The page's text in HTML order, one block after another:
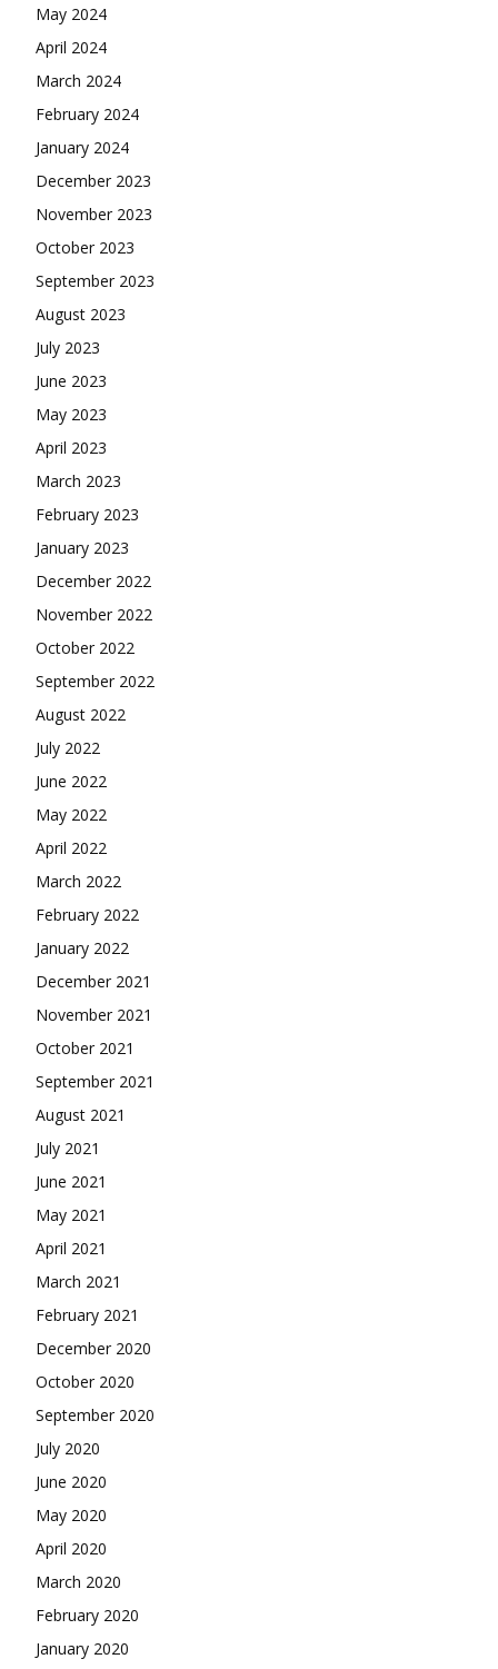
May 2024
April 2024
March 2024
February 2024
January 2024
December 2023
November 2023
October 2023
September 2023
August 2023
July 2023
June 2023
May 2023
April 2023
March 2023
February 2023
January 2023
December 2022
November 2022
October 2022
September 2022
August 2022
July 2022
June 2022
May 2022
April 2022
March 2022
February 2022
January 2022
December 2021
November 2021
October 2021
September 2021
August 2021
July 2021
June 2021
May 2021
April 2021
March 2021
February 2021
December 2020
October 2020
September 2020
July 2020
June 2020
May 2020
April 2020
March 2020
February 2020
January 2020